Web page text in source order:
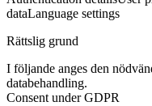
dataLanguage settings
Rättslig grund
I följande anges den
databehandling.
Consent under GDPR